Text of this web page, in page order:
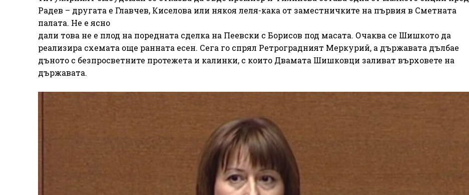
Радев – другата е Главчев, Киселова или някоя леля-кака от заместничките на първия в Сметната
палата. Не е ясно
дали това не е плод на поредната сделка на Пеевски с Борисов под масата. Очаква се Шишкото да
реализира схемата още ранната есен. Сега го спрял Ретроградният Меркурий, а държавата дълбае
дъното с безпросветните протежета и калинки, с които Двамата Шишковци заливат върховете на
държавата.